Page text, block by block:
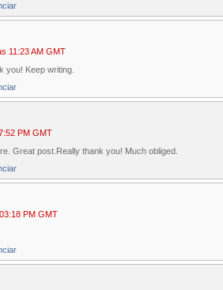
11:23 AM GMT
you! Keep writing.
PM GMT
Great post.Really thank you! Much obliged.
PM GMT